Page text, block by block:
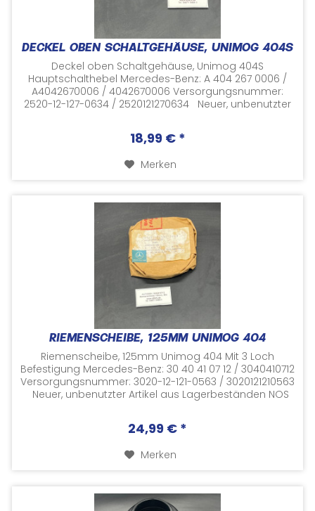
DECKEL OBEN SCHALTGEHÄUSE, UNIMOG 404S
Deckel oben Schaltgehäuse, Unimog 404S
Hauptschalthebel Mercedes-Benz: A 404 267 0006 /
A4042670006 / 4042670006 Versorgungsnummer:
2520-12-127-0634 / 2520121270634 Neuer, unbenutzter
18,99 € *
Merken
RIEMENSCHEIBE, 125MM UNIMOG 404
Riemenscheibe, 125mm Unimog 404 Mit 3 Loch
Befestigung Mercedes-Benz: 30 40 41 07 12 / 3040410712
Versorgungsnummer: 3020-12-121-0563 / 3020121210563
Neuer, unbenutzter Artikel aus Lagerbeständen NOS
24,99 € *
Merken